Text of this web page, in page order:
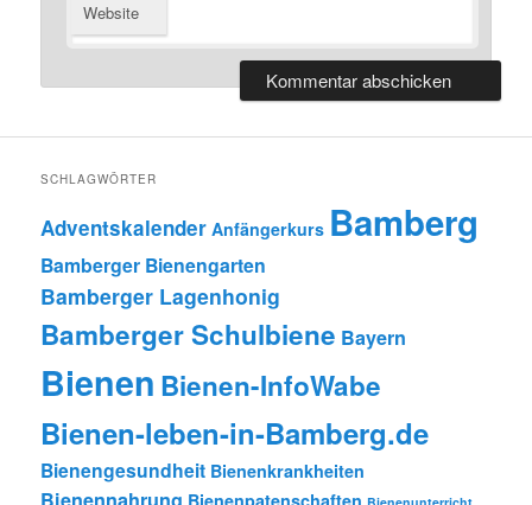
Website
SCHLAGWÖRTER
Adventskalender Anfängerkurs Bamberg
Bamberger Bienengarten
Bamberger Lagenhonig
Bamberger Schulbiene Bayern
Bienen Bienen-InfoWabe
Bienen-leben-in-Bamberg.de
Bienengesundheit Bienenkrankheiten
Bienennahrung Bienenpatenschaften Bienenunterricht